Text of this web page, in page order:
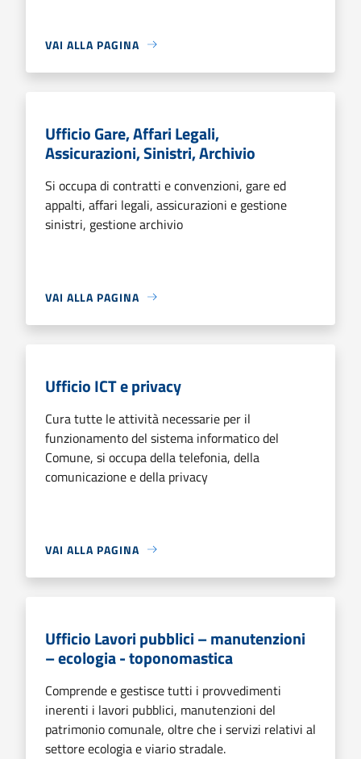
VAI ALLA PAGINA
Ufficio Gare, Affari Legali,
Assicurazioni, Sinistri, Archivio
Si occupa di contratti e convenzioni, gare ed
appalti, affari legali, assicurazioni e gestione
sinistri, gestione archivio
VAI ALLA PAGINA
Ufficio ICT e privacy
Cura tutte le attività necessarie per il
funzionamento del sistema informatico del
Comune, si occupa della telefonia, della
comunicazione e della privacy
VAI ALLA PAGINA
Ufficio Lavori pubblici – manutenzioni
– ecologia - toponomastica
Comprende e gestisce tutti i provvedimenti
inerenti i lavori pubblici, manutenzioni del
patrimonio comunale, oltre che i servizi relativi al
settore ecologia e viario stradale.